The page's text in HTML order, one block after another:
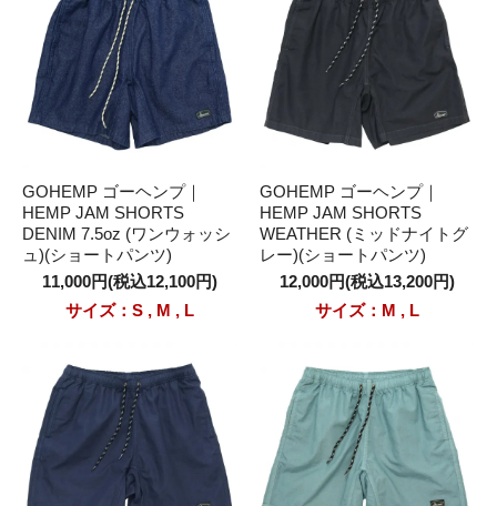
GOHEMP ゴーヘンプ｜
HEMP JAM SHORTS
DENIM 7.5oz (ワンウォッシ
ュ)(ショートパンツ)
11,000円(税込12,100円)
サイズ：S , M , L
GOHEMP ゴーヘンプ｜
HEMP JAM SHORTS
WEATHER (ミッドナイトグ
レー)(ショートパンツ)
12,000円(税込13,200円)
サイズ：M , L